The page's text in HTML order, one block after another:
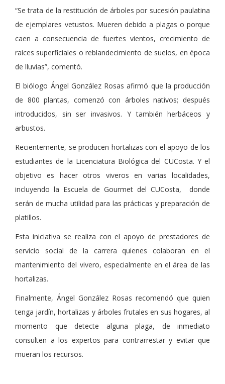
“Se trata de la restitución de árboles por sucesión paulatina
de ejemplares vetustos. Mueren debido a plagas o porque
caen a consecuencia de fuertes vientos, crecimiento de
raíces superficiales o reblandecimiento de suelos, en época
de lluvias”, comentó.
El biólogo Ángel González Rosas afirmó que la producción
de 800 plantas, comenzó con árboles nativos; después
introducidos, sin ser invasivos. Y también herbáceos y
arbustos.
Recientemente, se producen hortalizas con el apoyo de los
estudiantes de la Licenciatura Biológica del CUCosta. Y el
objetivo es hacer otros viveros en varias localidades,
incluyendo la Escuela de Gourmet del CUCosta, donde
serán de mucha utilidad para las prácticas y preparación de
platillos.
Esta iniciativa se realiza con el apoyo de prestadores de
servicio social de la carrera quienes colaboran en el
mantenimiento del vivero, especialmente en el área de las
hortalizas.
Finalmente, Ángel González Rosas recomendó que quien
tenga jardín, hortalizas y árboles frutales en sus hogares, al
momento que detecte alguna plaga, de inmediato
consulten a los expertos para contrarrestar y evitar que
mueran los recursos.